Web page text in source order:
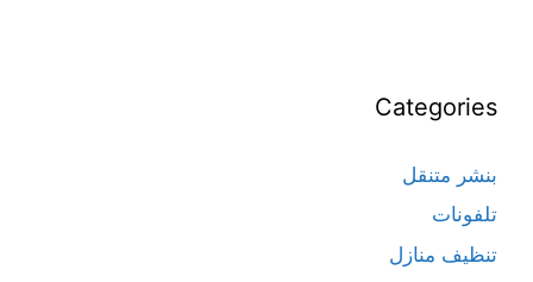
Categories
بنشر متنقل
تلفونات
تنظيف منازل